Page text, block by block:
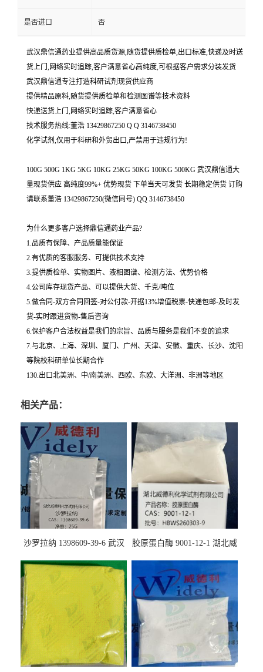
是否进口 否
武汉鼎信通药业提供高品质货源,随货提供质检单,出口标准,快递及时送
货上门,网络实时追踪,客户满意省心高纯度,可根据客户需求分装发货
武汉鼎信通专注打造科研试剂现货供应商
提供精品原料,随货提供质检单和检测图谱等技术资料
快递送货上门,网络实时追踪,客户满意省心
技术服务热线:董浩 13429867250 Q Q 3146738450
化学试剂,仅用于科研和外贸出口,严禁用于违规行为!
100G 500G 1KG 5KG 10KG 25KG 50KG 100KG 500KG 武汉鼎信通大
量现货供应 高纯度99%+ 优势现货 下单当天可发货 长期稳定供货 订购
请联系董浩 13429867250(微信同号) QQ 3146738450
为什么更多客户选择鼎信通药业产品?
1.品质有保障、产品质量能保证
2.有优质的客服服务、可提供技术支持
3.提供质检单、实物图片、液相图谱、检测方法、优势价格
4.公司库存现货产品、可以提供大货、千克/吨位
5.做合同-双方合同回签-对公付款-开据13%增值税票-快递包邮-及时发
货-实时跟进货物-售后咨询
6.保护客户合法权益是我们的宗旨、品质与服务是我们不变的追求
7.与北京、上海、深圳、厦门、广州、天津、安徽、重庆、长沙、沈阳
等院校科研单位长期合作
130.出口北美洲、中/南美洲、西欧、东欧、大洋洲、非洲等地区
相关产品：
沙罗拉纳 1398609-39-6 武汉
胶原蛋白酶 9001-12-1 湖北威